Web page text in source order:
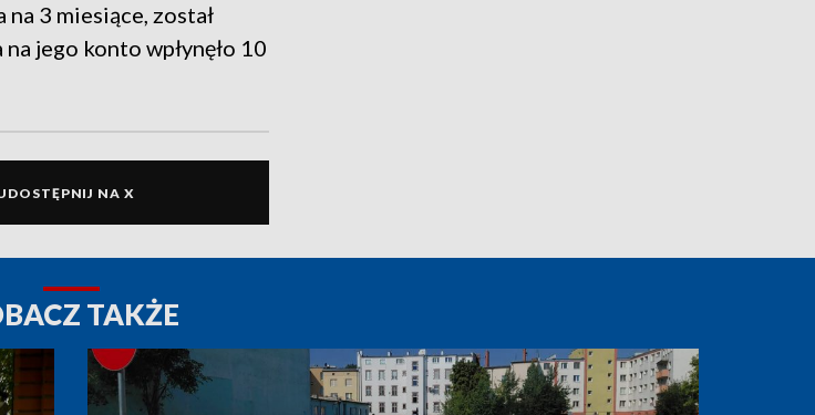
3 miesiące, został
jego konto wpłynęło 10
NA X
TAKŻE